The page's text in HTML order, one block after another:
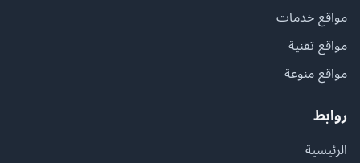
مواقع خدمات
مواقع تقنية
مواقع منوعة
روابط
الرئيسية